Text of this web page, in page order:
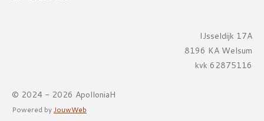
IJsseldijk 17A
8196 KA Welsum
kvk 62875116
© 2024 - 2026 ApolloniaH
Powered byJouwWeb